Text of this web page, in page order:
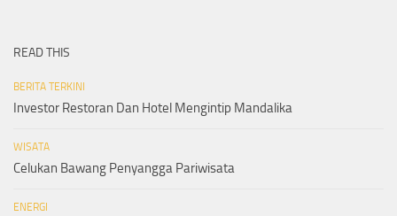
READ THIS
BERITA TERKINI
Investor Restoran Dan Hotel Mengintip Mandalika
WISATA
Celukan Bawang Penyangga Pariwisata
ENERGI